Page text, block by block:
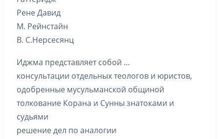
Рене Давид
М. Рейнстайн
В. С.Нерсесянц
Иджма представляет собой …
консультации отдельных теологов и юристов,
одобренные мусульманской общиной
толкование Корана и Сунны знатоками и
судьями
решение дел по аналогии